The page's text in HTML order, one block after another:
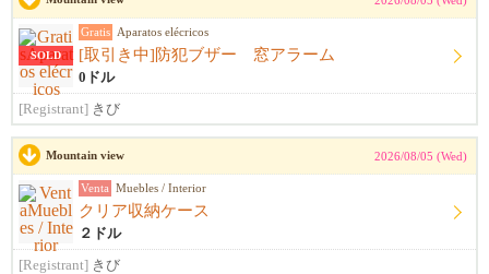
SOLD
Gratis Aparatos elécricos
[取引き中]防犯ブザー 窓アラーム
0ドル
[Registrant] きび
Mountain view 2026/08/05 (Wed)
Venta Muebles / Interior
クリア収納ケース
２ドル
[Registrant] きび